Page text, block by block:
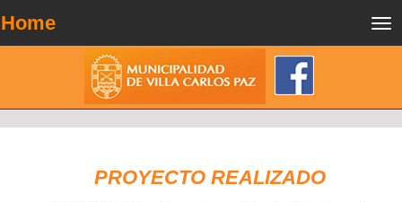
Home
PROYECTO REALIZADO